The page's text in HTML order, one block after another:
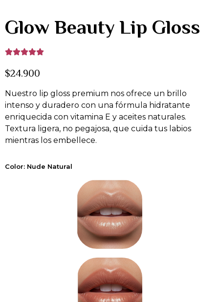
Glow Beauty Lip Gloss
$24.900
Nuestro lip gloss premium nos ofrece un brillo
intenso y duradero con una fórmula hidratante
enriquecida con vitamina E y aceites naturales.
Textura ligera, no pegajosa, que cuida tus labios
mientras los embellece.
Color: Nude Natural